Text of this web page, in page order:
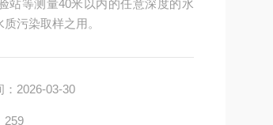
站等测量40米以内的任意深度的水
污染取样之用。
：2026-03-30
259